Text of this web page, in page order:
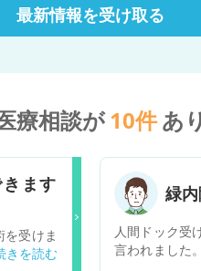
最新情報を受け取る
療相談が10件あ
ます
を受けま
、昨年の
緑
人間ドック受
言われました